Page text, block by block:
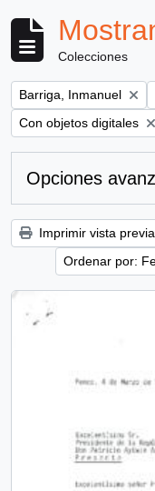
Colecciones
Remove filter:
Barriga, Inmanuel
Remove filter:
Con objetos digitales
Opciones
Imprimir vista previa
Ordenar por: